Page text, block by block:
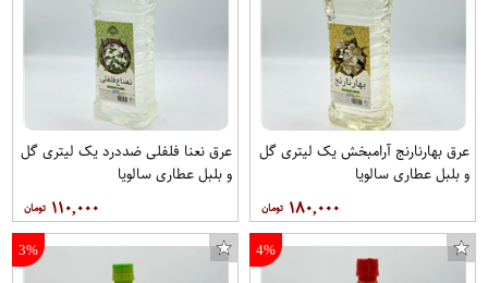
عرق بهارنارنج آرامبخش یک لیتری گل
و بلبل عطاری سالویا
۱۸۰,۰۰۰
عرق نعنا فلفلی ضددرد یک لیتری گل
و بلبل عطاری سالویا
۱۱۰,۰۰۰
4%
3%